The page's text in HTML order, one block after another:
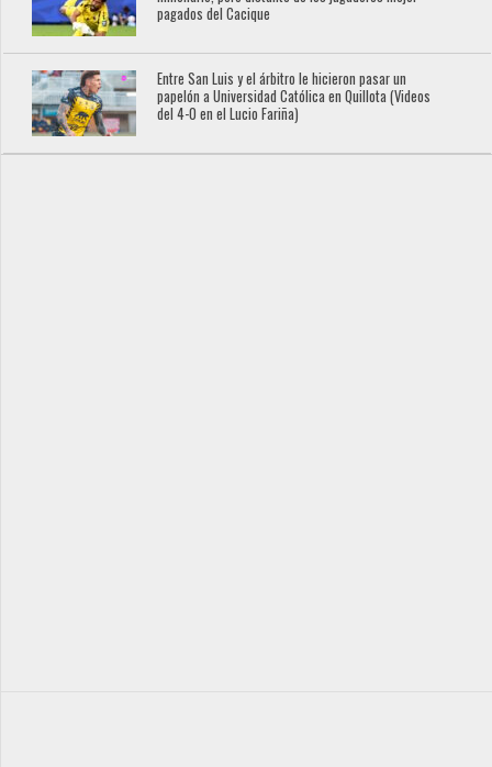
pagados del Cacique
Entre San Luis y el árbitro le hicieron pasar un
papelón a Universidad Católica en Quillota (Videos
del 4-0 en el Lucio Fariña)